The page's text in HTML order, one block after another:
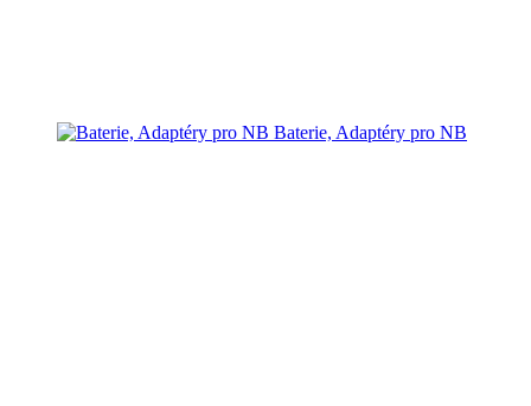
Baterie, Adaptéry pro NB